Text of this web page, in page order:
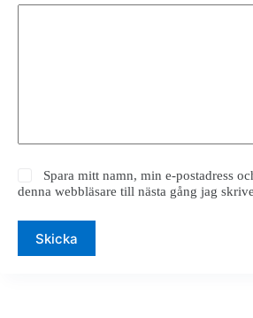
Spara mitt namn, min e-postadress
denna webbläsare till nästa gång jag
Skicka